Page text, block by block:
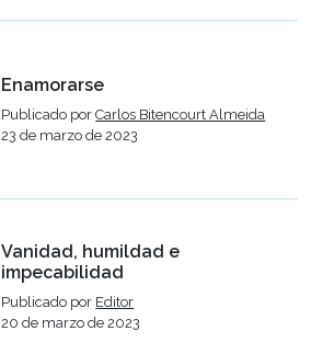
Enamorarse
Publicado porCarlos Bitencourt Almeida
23 de marzo de 2023
Vanidad, humildad e
impecabilidad
Publicado por Editor
20 de marzo de 2023